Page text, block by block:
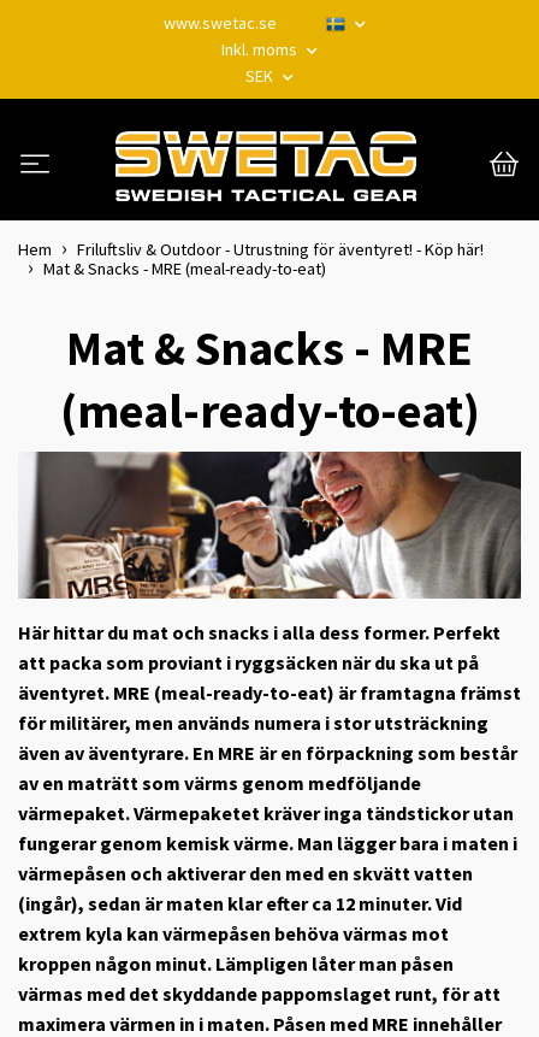
www.swetac.se
Inkl. moms
SEK
Hem
Friluftsliv & Outdoor - Utrustning för äventyret! - Köp här!
Mat & Snacks - MRE (meal-ready-to-eat)
Mat & Snacks - MRE
(meal-ready-to-eat)
Här hittar du mat och snacks i alla dess former. Perfekt
att packa som proviant i ryggsäcken när du ska ut på
äventyret. MRE (meal-ready-to-eat) är framtagna främst
för militärer, men används numera i stor utsträckning
även av äventyrare. En MRE är en förpackning som består
av en maträtt som värms genom medföljande
värmepaket. Värmepaketet kräver inga tändstickor utan
fungerar genom kemisk värme. Man lägger bara i maten i
värmepåsen och aktiverar den med en skvätt vatten
(ingår), sedan är maten klar efter ca 12 minuter. Vid
extrem kyla kan värmepåsen behöva värmas mot
kroppen någon minut. Lämpligen låter man påsen
värmas med det skyddande pappomslaget runt, för att
maximera värmen in i maten. Påsen med MRE innehåller